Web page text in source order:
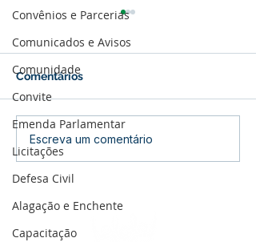
Convênios e Parcerias
Comunicados e Avisos
Comunidade
Convite
Emenda Parlamentar
Licitações
Defesa Civil
Alagação e Enchente
Capacitação
08 de março: Feliz Dia
Internacional da Mulher
Comentários
Escreva um comentário